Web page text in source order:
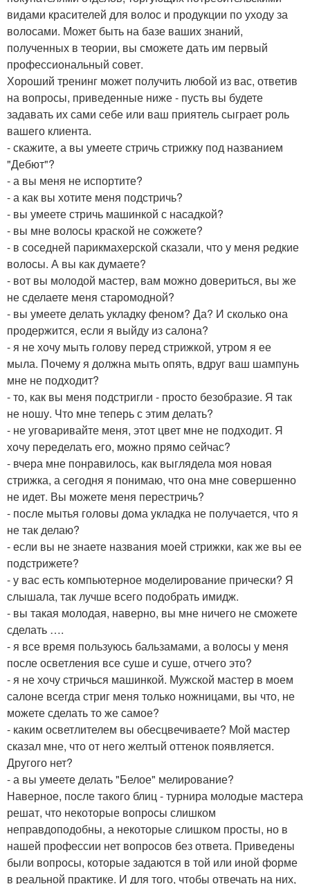
видами красителей для волос и продукции по уходу за
волосами. Может быть на базе ваших знаний,
полученных в теории, вы сможете дать им первый
профессиональный совет.
Хороший тренинг может получить любой из вас, ответив
на вопросы, приведенные ниже - пусть вы будете
задавать их сами себе или ваш приятель сыграет роль
вашего клиента.
- скажите, а вы умеете стричь стрижку под названием
"Дебют"?
- а вы меня не испортите?
- а как вы хотите меня подстричь?
- вы умеете стричь машинкой с насадкой?
- вы мне волосы краской не сожжете?
- в соседней парикмахерской сказали, что у меня редкие
волосы. А вы как думаете?
- вот вы молодой мастер, вам можно довериться, вы же
не сделаете меня старомодной?
- вы умеете делать укладку феном? Да? И сколько она
продержится, если я выйду из салона?
- я не хочу мыть голову перед стрижкой, утром я ее
мыла. Почему я должна мыть опять, вдруг ваш шампунь
мне не подходит?
- то, как вы меня подстригли - просто безобразие. Я так
не ношу. Что мне теперь с этим делать?
- не уговаривайте меня, этот цвет мне не подходит. Я
хочу переделать его, можно прямо сейчас?
- вчера мне понравилось, как выглядела моя новая
стрижка, а сегодня я понимаю, что она мне совершенно
не идет. Вы можете меня перестричь?
- после мытья головы дома укладка не получается, что я
не так делаю?
- если вы не знаете названия моей стрижки, как же вы ее
подстрижете?
- у вас есть компьютерное моделирование прически? Я
слышала, так лучше всего подобрать имидж.
- вы такая молодая, наверно, вы мне ничего не сможете
сделать ….
- я все время пользуюсь бальзамами, а волосы у меня
после осветления все суше и суше, отчего это?
- я не хочу стричься машинкой. Мужской мастер в моем
салоне всегда стриг меня только ножницами, вы что, не
можете сделать то же самое?
- каким осветлителем вы обесцвечиваете? Мой мастер
сказал мне, что от него желтый оттенок появляется.
Другого нет?
- а вы умеете делать "Белое" мелирование?
Наверное, после такого блиц - турнира молодые мастера
решат, что некоторые вопросы слишком
неправдоподобны, а некоторые слишком просты, но в
нашей профессии нет вопросов без ответа. Приведены
были вопросы, которые задаются в той или иной форме
в реальной практике. И для того, чтобы отвечать на них,